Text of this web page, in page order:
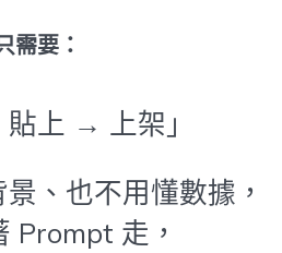
需要：
貼上 → 上架」
、也不用懂數據，
Prompt 走，